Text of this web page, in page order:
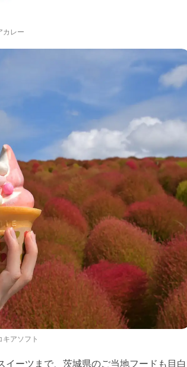
カレー
キアソフト
ーツまで、茨城県のご当地フードも目白